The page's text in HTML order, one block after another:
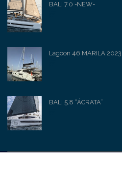
BALI 7.0 -NEW-
Lagoon 46 MARILA
BALI 5.8 “ÁCRATA”